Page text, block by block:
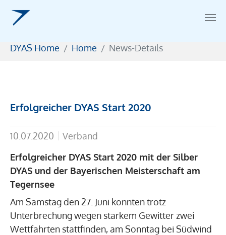
DYAS Home Home News-Details
Erfolgreicher DYAS Start 2020
10.07.2020
Verband
Erfolgreicher DYAS Start 2020 mit der Silber
DYAS und der Bayerischen Meisterschaft am
Tegernsee
Am Samstag den 27. Juni konnten trotz
Unterbrechung wegen starkem Gewitter zwei
Wettfahrten stattfinden, am Sonntag bei Südwind